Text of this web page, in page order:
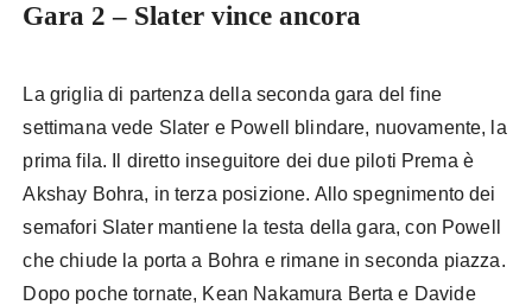
Gara 2 – Slater vince ancora
La griglia di partenza della seconda gara del fine
settimana vede Slater e Powell blindare, nuovamente, la
prima fila. Il diretto inseguitore dei due piloti Prema è
Akshay Bohra, in terza posizione. Allo spegnimento dei
semafori Slater mantiene la testa della gara, con Powell
che chiude la porta a Bohra e rimane in seconda piazza.
Dopo poche tornate, Kean Nakamura Berta e Davide